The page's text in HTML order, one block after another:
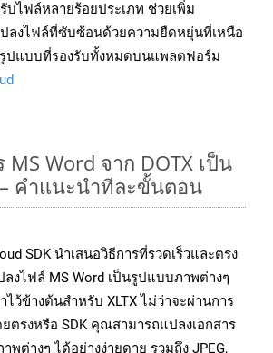
บไฟล์หลายร้อยประเภท ช่วยเพิ่ม
ลงไฟล์ที่ซับซ้อนด้วยความยืดหยุ่นที่เหนือ
รูปแบบที่รองรับทั้งหมดบนแพลตฟอร์ม
MS Word จาก DOTX เป็น
คำแนะนำทีละขั้นตอน
SDK นำเสนอวิธีการที่รวดเร็วและตรง
งไฟล์ MS Word เป็นรูปแบบภาพต่างๆ
ไว้ข้างต้นสำหรับ XLTX ไม่ว่าจะผ่านการ
ยตรงหรือ SDK คุณสามารถแปลงเอกสาร
พต่างๆ ได้อย่างง่ายดาย รวมถึง JPEG,